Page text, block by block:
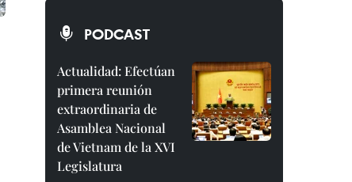
PODCAST
Actualidad: Efectúan
primera reunión
extraordinaria de
Asamblea Nacional
de Vietnam de la XVI
Legislatura